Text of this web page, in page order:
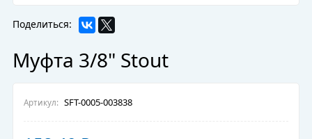
Поделиться:
Муфта 3/8" Stout
Артикул: SFT-0005-003838